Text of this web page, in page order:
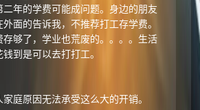
二年的学费可能成问题。身边的朋友
外面的告诉我，不推荐打工存学费。
存够了，学业也荒废的。。。。生活
钱到是可以去打打工。
家庭原因无法承受这么大的开销。